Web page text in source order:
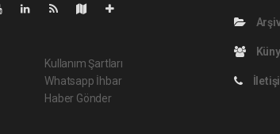
Kullanım Şartları
Whatsapp İhbar
Haber Gönder